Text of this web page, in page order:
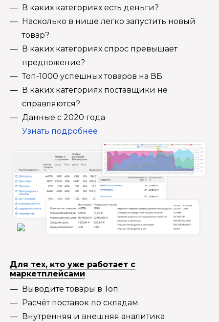
В каких категориях есть деньги?
Насколько в нише легко запустить новый
товар?
В каких категориях спрос превышает
предложение?
Топ-1000 успешных товаров на ВБ
В каких категориях поставщики не
справляются?
Данные с 2020 года
Узнать подробнее
Для тех, кто уже работает с
маркетплейсами
Выводите товары в Топ
Расчёт поставок по складам
Внутренняя и внешняя аналитика